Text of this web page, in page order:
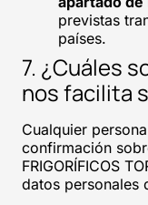
previstas
países.
7. ¿Cuáles
nos facilita
Cualquier
confirmación
FRIGORÍFICOS
datos personales